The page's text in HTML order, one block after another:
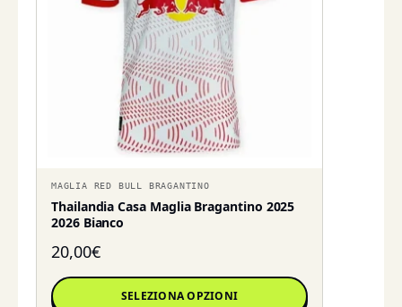
MAGLIA RED BULL BRAGANTINO
Thailandia Casa Maglia Bragantino 2025
2026 Bianco
20,00€
SELEZIONA OPZIONI